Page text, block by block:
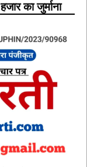
का जुर्माना